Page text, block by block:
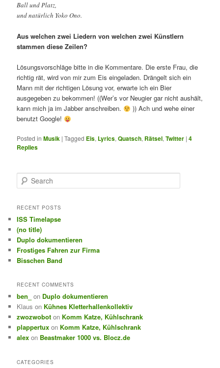
Ball und Platz,
und natürlich Yoko Ono.
Aus welchen zwei Liedern von welchen zwei Künstlern
stammen diese Zeilen?
Lösungsvorschläge bitte in die Kommentare. Die erste Frau, die
richtig rät, wird von mir zum Eis eingeladen. Drängelt sich ein
Mann mit der richtigen Lösung vor, erwarte ich ein Bier
ausgegeben zu bekommen! ((Wer’s vor Neugier gar nicht aushält,
kann mich ja im Jabber anschreiben.
)) Ach und wehe einer
benutzt Google!
Posted in Musik |Tagged Eis, Lyrics,Quatsch, Rätsel,Twitter |4
Replies
e
r
h
RECENT POSTS
ISS Timelapse
(no title)
Duplo dokumentieren
Frostiges Fahren zur Firma
Bisschen Band
RECENT COMMENTS
ben_ on Duplo dokumentieren
Klaus on Kühnes Kletterhallenkollektiv
zwozwobot on Komm Katze, Kühlschrank
plappertux on Komm Katze, Kühlschrank
alex on Beastmaker 1000 vs. Blocz.de
CATEGORIES